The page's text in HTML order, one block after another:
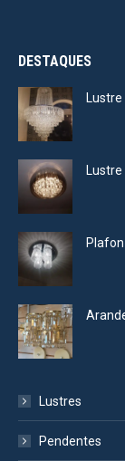
DESTAQUES
Plafon
Lustres
Pendentes